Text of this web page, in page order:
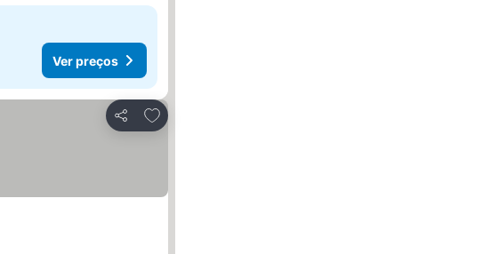
Ver preços
Partilhar
Adicionar aos favoritos